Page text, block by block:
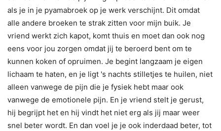
als je in je pyamabroek op je werk verschijnt. Dit omdat
alle andere broeken te strak zitten voor mijn buik. Je
vriend werkt zich kapot, komt thuis en moet dan ook nog
eens voor jou zorgen omdat jij te beroerd bent om te
kunnen koken of opruimen. Je begint langzaam je eigen
lichaam te haten, en je ligt 's nachts stilletjes te huilen, niet
alleen vanwege de pijn die je fysiek hebt maar ook
vanwege de emotionele pijn. En je vriend stelt je gerust,
hij begrijpt het en hij vindt het niet erg als jij maar weer
snel beter wordt. En dan voel je je ook inderdaad beter, tot